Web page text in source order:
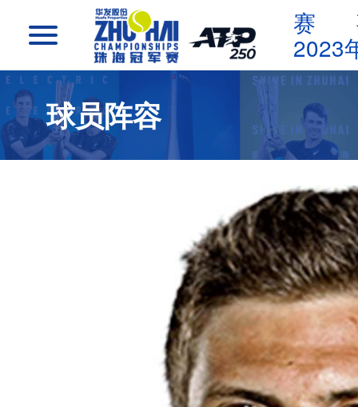
赛
2023
首页
赛事资讯
球员阵容